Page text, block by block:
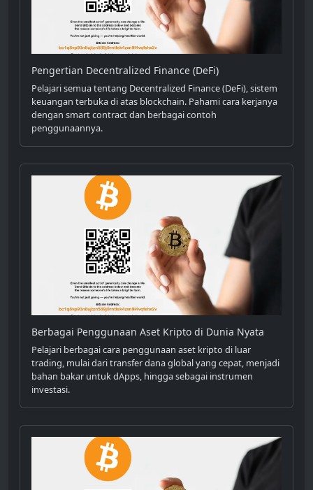
Pengertian Decentralized Finance (DeFi)
Pelajari semua tentang Decentralized Finance (DeFi), sistem
keuangan terbuka di atas blockchain. Pahami cara kerjanya
dengan smart contract dan berbagai contoh
penggunaannya.
Berbagai Penggunaan Aset Kripto di Dunia Nyata
Pelajari berbagai cara penggunaan aset kripto di luar
trading, mulai dari transfer dana global yang cepat, menjadi
bahan bakar untuk dApps, hingga sebagai instrumen
investasi.